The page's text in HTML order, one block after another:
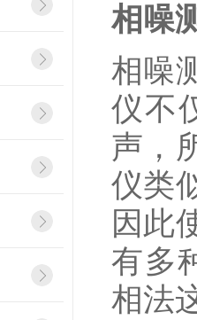
相噪
相噪
仪不
声，
仪类
因此
有多
相法